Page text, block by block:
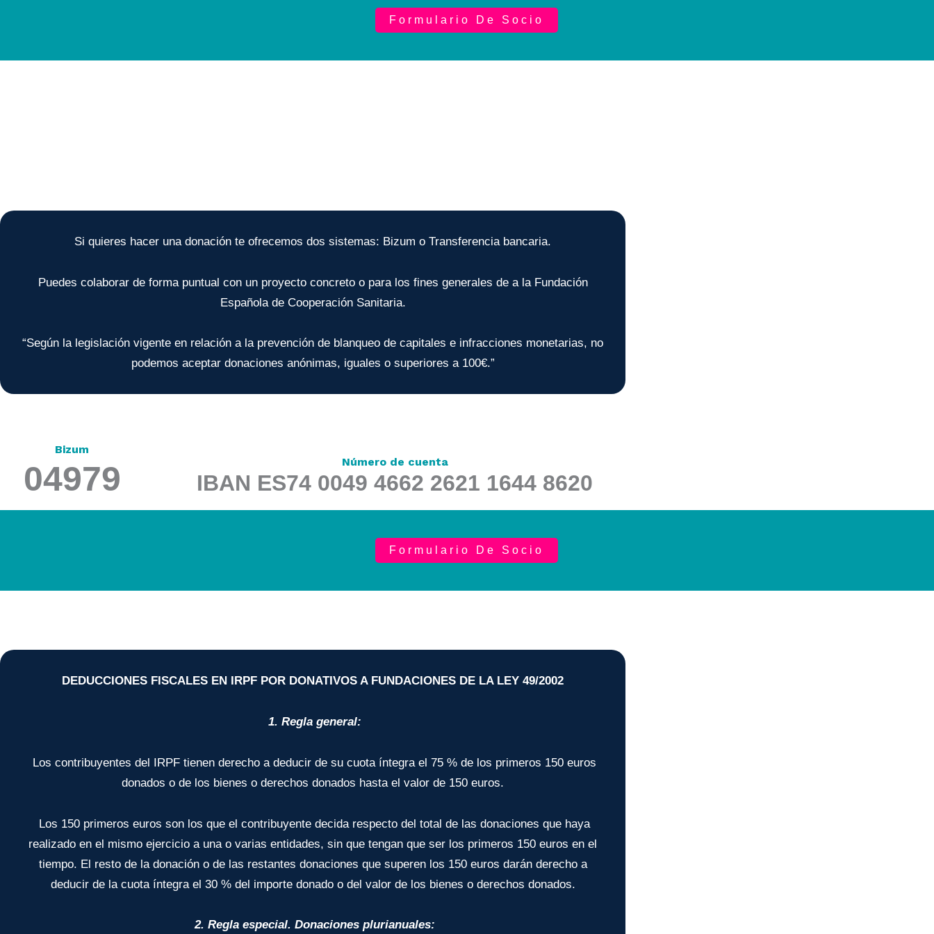
Formulario De Socio
Si quieres hacer una donación te ofrecemos dos sistemas: Bizum o Transferencia bancaria.
Puedes colaborar de forma puntual con un proyecto concreto o para los fines generales de a la Fundación
Española de Cooperación Sanitaria.
“Según la legislación vigente en relación a la prevención de blanqueo de capitales e infracciones monetarias, no
podemos aceptar donaciones anónimas, iguales o superiores a 100€.”
Bizum
04979 Número de cuenta
IBAN ES74 0049 4662 2621 1644 8620
Formulario De Socio
DEDUCCIONES FISCALES EN IRPF POR DONATIVOS A FUNDACIONES DE LA LEY 49/2002
1. Regla general:
Los contribuyentes del IRPF tienen derecho a deducir de su cuota íntegra el 75 % de los primeros 150 euros
donados o de los bienes o derechos donados hasta el valor de 150 euros.
Los 150 primeros euros son los que el contribuyente decida respecto del total de las donaciones que haya
realizado en el mismo ejercicio a una o varias entidades, sin que tengan que ser los primeros 150 euros en el
tiempo. El resto de la donación o de las restantes donaciones que superen los 150 euros darán derecho a
deducir de la cuota íntegra el 30 % del importe donado o del valor de los bienes o derechos donados.
2. Regla especial. Donaciones plurianuales: